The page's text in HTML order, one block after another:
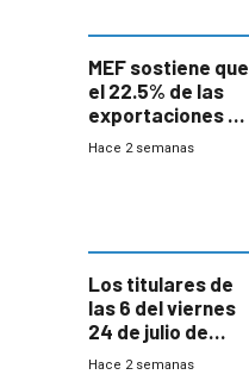
MEF sostiene que
el 22.5% de las
exportaciones a
EE.UU se verán
Hace 2 semanas
Los titulares de
las 6 del viernes
24 de julio de
2026
Hace 2 semanas